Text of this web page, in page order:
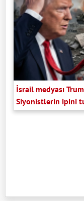
İsrail medyası
Siyonistlerin ipini